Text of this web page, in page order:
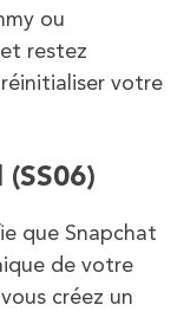
ou
restez
votre
que Snapchat
de votre
créez un